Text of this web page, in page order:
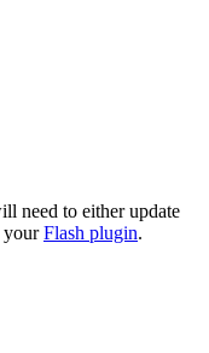
need to either update
yourFlash plugin.